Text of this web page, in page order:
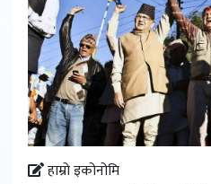
हाम्रो इकोनोमि